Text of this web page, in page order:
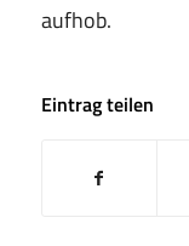
aufhob.
Eintrag teilen